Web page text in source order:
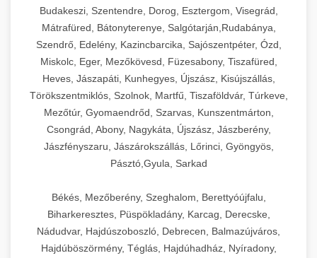
Budakeszi, Szentendre, Dorog, Esztergom, Visegrád,
Mátrafüred, Bátonyterenye, Salgótarján,Rudabánya,
Szendrő, Edelény, Kazincbarcika, Sajószentpéter, Ózd,
Miskolc, Eger, Mezőkövesd, Füzesabony, Tiszafüred,
Heves, Jászapáti, Kunhegyes, Újszász, Kisújszállás,
Törökszentmiklós, Szolnok, Martfű, Tiszaföldvár, Túrkeve,
Mezőtúr, Gyomaendrőd, Szarvas, Kunszentmárton,
Csongrád, Abony, Nagykáta, Újszász, Jászberény,
Jászfényszaru, Jászárokszállás, Lőrinci, Gyöngyös,
Pásztó,Gyula, Sarkad
Békés, Mezőberény, Szeghalom, Berettyóújfalu,
Biharkeresztes, Püspökladány, Karcag, Derecske,
Nádudvar, Hajdúszoboszló, Debrecen, Balmazújváros,
Hajdúböszörmény, Téglás, Hajdúhadház, Nyíradony,